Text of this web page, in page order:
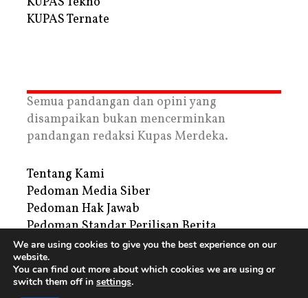
KUPAS Ternate
Semua pandangan dan opini yang
disampaikan bukan mencerminkan
pandangan redaksi Kupas Merdeka.
Tentang Kami
Pedoman Media Siber
Pedoman Hak Jawab
Pedoman Standar Perilisan Berita
Privacy Policy
Periklanan
We are using cookies to give you the best experience on our
website.
You can find out more about which cookies we are using or
switch them off in settings.